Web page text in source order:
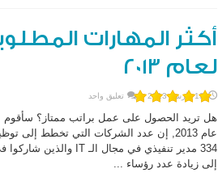
أكثر المهارات
لعام 2013
13 مارس، 2013 تعليق واحد
هل تريد الحصول على عمل براتب ممتاز؟ سأقوم
إلى زيادة عدد رؤساء ...